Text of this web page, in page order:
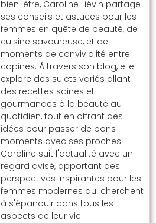
bien-être, Caroline Liévin partage
ses conseils et astuces pour les
femmes en quête de beauté, de
cuisine savoureuse, et de
moments de convivialité entre
copines. À travers son blog, elle
explore des sujets variés allant
des recettes saines et
gourmandes à la beauté au
quotidien, tout en offrant des
idées pour passer de bons
moments avec ses proches.
Caroline suit l'actualité avec un
regard avisé, apportant des
perspectives inspirantes pour les
femmes modernes qui cherchent
à s'épanouir dans tous les
aspects de leur vie.